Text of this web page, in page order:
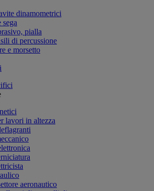
dinamometrici
sega
pialla
di percussione
e morsetto
lavori in altezza
aeronautico